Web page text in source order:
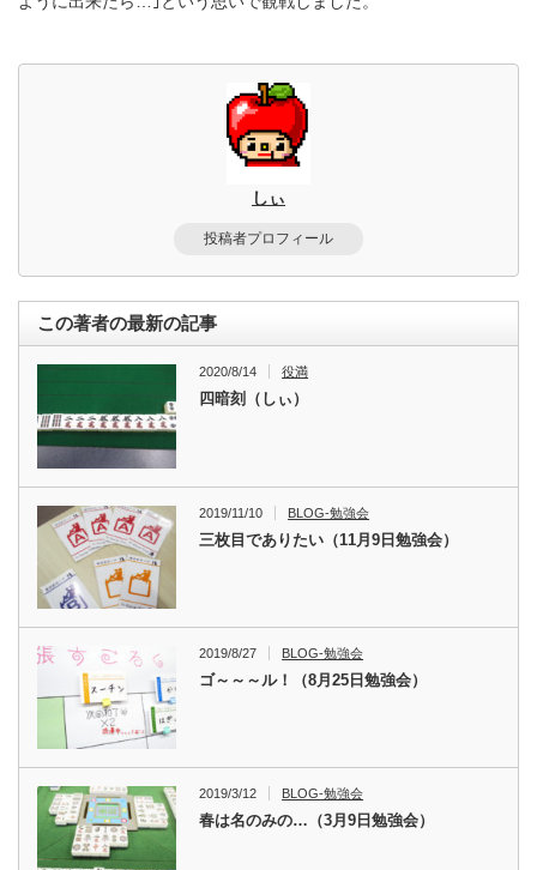
しぃ
投稿者プロフィール
この著者の最新の記事
2020/8/14 役満
四暗刻（しぃ）
2019/11/10 BLOG-勉強会
三枚目でありたい（11月9日勉強会）
2019/8/27 BLOG-勉強会
ゴ～～～ル！（8月25日勉強会）
2019/3/12 BLOG-勉強会
春は名のみの…（3月9日勉強会）